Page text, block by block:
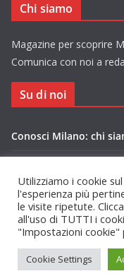
Chi siamo
Magazine per scoprire
Comunica con noi a
Su di noi
Conosci Milano: chi
Copyright © 2026
Tema:ColorMag di
Utilizziamo i cookie
l'esperienza più
le visite ripetute.
all'uso di TUTTI i
"Impostazioni
Cookie Settings